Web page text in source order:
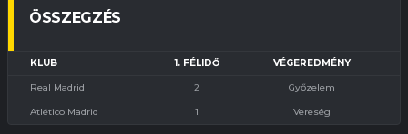
ÖSSZEGZÉS
KLUB 1. FÉLIDŐ VÉGEREDMÉNY
Real Madrid 2 Győzelem
Atlético Madrid 1 Vereség